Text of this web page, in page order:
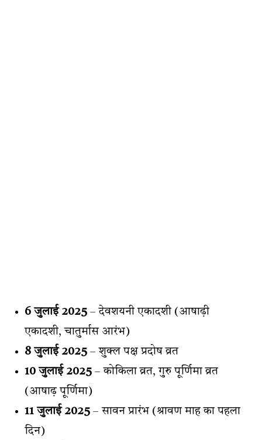
6 जुलाई 2025 – देवशयनी एकादशी (आषाढ़ी
एकादशी, चातुर्मास आरंभ)
8 जुलाई 2025 – शुक्ल पक्ष प्रदोष व्रत
10 जुलाई 2025 – कोकिला व्रत, गुरु पूर्णिमा व्रत
(आषाढ़ पूर्णिमा)
11 जुलाई 2025 – सावन प्रारंभ (श्रावण माह का पहला
दिन)